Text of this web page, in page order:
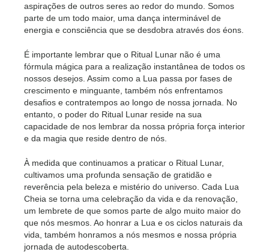
aspirações de outros seres ao redor do mundo. Somos
parte de um todo maior, uma dança interminável de
energia e consciência que se desdobra através dos éons.
É importante lembrar que o Ritual Lunar não é uma
fórmula mágica para a realização instantânea de todos os
nossos desejos. Assim como a Lua passa por fases de
crescimento e minguante, também nós enfrentamos
desafios e contratempos ao longo de nossa jornada. No
entanto, o poder do Ritual Lunar reside na sua
capacidade de nos lembrar da nossa própria força interior
e da magia que reside dentro de nós.
À medida que continuamos a praticar o Ritual Lunar,
cultivamos uma profunda sensação de gratidão e
reverência pela beleza e mistério do universo. Cada Lua
Cheia se torna uma celebração da vida e da renovação,
um lembrete de que somos parte de algo muito maior do
que nós mesmos. Ao honrar a Lua e os ciclos naturais da
vida, também honramos a nós mesmos e nossa própria
jornada de autodescoberta.